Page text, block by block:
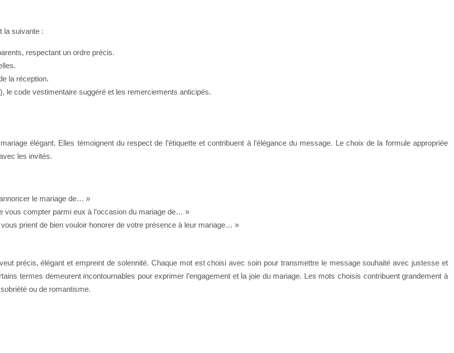
la suivante :
respectant un ordre précis.
la réception.
le code vestimentaire suggéré et les remerciements anticipés.
élégant. Elles témoignent du respect de l’étiquette et contribuent à l’élégance du message. Le choix de la formule appropriée
les invités.
le mariage de… »
compter parmi eux à l’occasion du mariage de… »
prient de bien vouloir honorer de votre présence à leur mariage… »
précis, élégant et empreint de solennité. Chaque mot est choisi avec soin pour transmettre le message souhaité avec justesse et
termes demeurent incontournables pour exprimer l’engagement et la joie du mariage. Les mots choisis contribuent grandement à
ou de romantisme.